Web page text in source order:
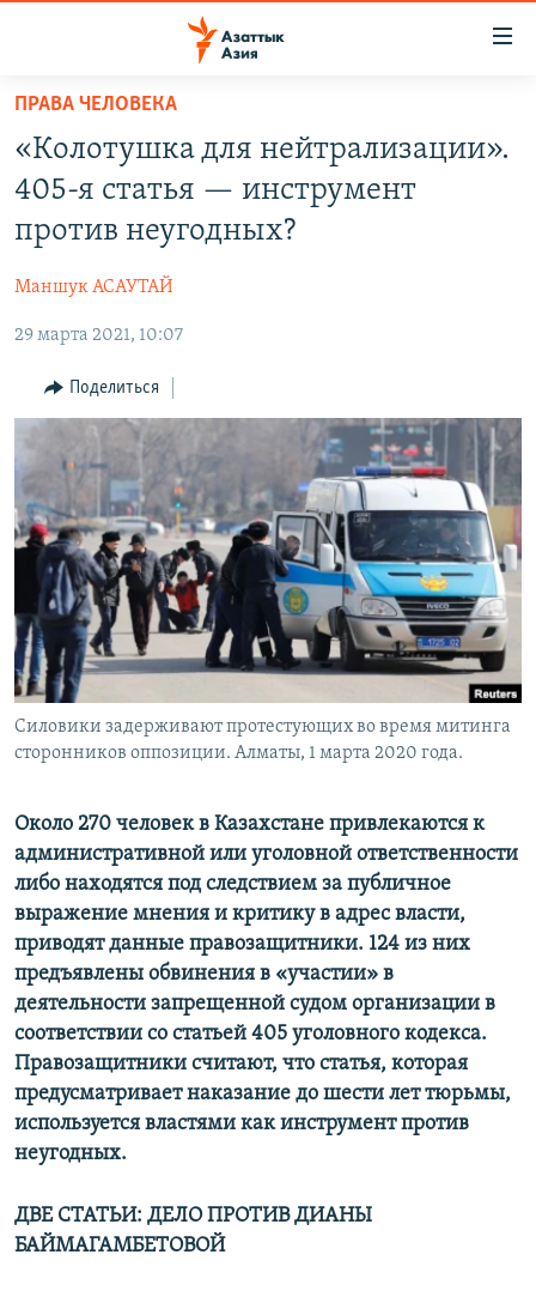
Вернуться
основному
содержанию
главной
навигации
Вернутся
поиску
КАЗАХСТАН
ТАДЖИКИСТАН
ҚАЗАҚША
КЫРГЫЗЧА
ЎЗБЕКЧА
ТОҶИКӢ
TÜRKMENÇE
Все сайты РСЕ/РС
ПРАВА ЧЕЛОВЕКА
«Колотушка для нейтрализации».
405-я статья — инструмент
против неугодных?
Маншук АСАУТАЙ
29 марта 2021, 10:07
Поделиться
Силовики задерживают протестующих во время митинга
сторонников оппозиции. Алматы, 1 марта 2020 года.
Около 270 человек в Казахстане привлекаются к
административной или уголовной ответственности
либо находятся под следствием за публичное
выражение мнения и критику в адрес власти,
приводят данные правозащитники. 124 из них
предъявлены обвинения в «участии» в
деятельности запрещенной судом организации в
соответствии со статьей 405 уголовного кодекса.
Правозащитники считают, что статья, которая
предусматривает наказание до шести лет тюрьмы,
используется властями как инструмент против
неугодных.
ДВЕ СТАТЬИ: ДЕЛО ПРОТИВ ДИАНЫ
БАЙМАГАМБЕТОВОЙ